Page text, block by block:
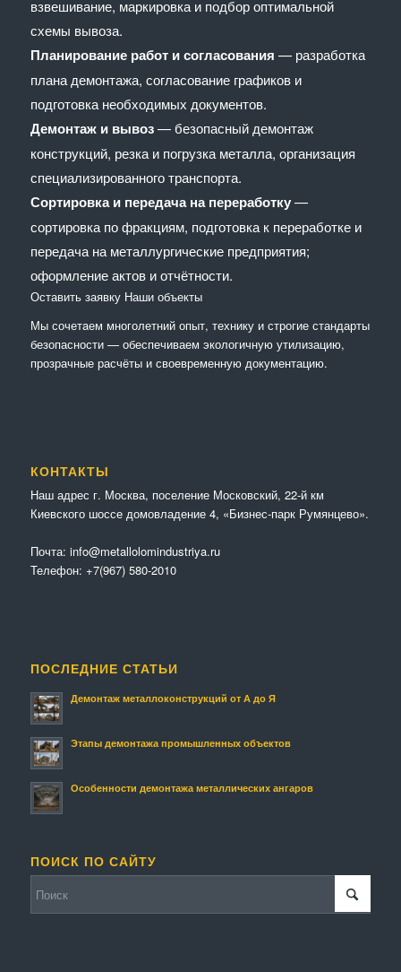
взвешивание, маркировка и подбор оптимальной
схемы вывоза.
Планирование работ и согласования — разработка
плана демонтажа, согласование графиков и
подготовка необходимых документов.
Демонтаж и вывоз— безопасный демонтаж
конструкций, резка и погрузка металла, организация
специализированного транспорта.
Сортировка и передача на переработку—
сортировка по фракциям, подготовка к переработке и
передача на металлургические предприятия;
оформление актов и отчётности.
Оставить заявку Наши объекты
Мы сочетaем многолетний опыт, технику и строгие стандарты
безопасности — обеспечиваем экологичную утилизацию,
прозрачные расчёты и своевременную документацию.
КОНТАКТЫ
Наш адрес г. Москва, поселение Московский, 22-й км
Киевского шоссе домовладение 4, «Бизнес-парк Румянцево».
Почта: info@metallolomindustriya.ru
Телефон: +7(967) 580-2010
ПОСЛЕДНИЕ СТАТЬИ
Демонтаж металлоконструкций от А до Я
Этапы демонтажа промышленных объектов
Особенности демонтажа металлических ангаров
ПОИСК ПО САЙТУ